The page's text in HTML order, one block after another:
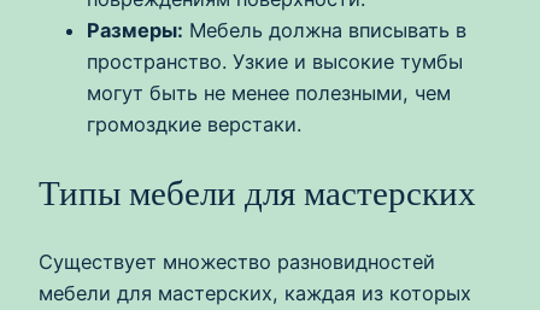
Размеры: Мебель должна вписывать в
пространство. Узкие и высокие тумбы
могут быть не менее полезными, чем
громоздкие верстаки.
Типы мебели для мастерских
Существует множество разновидностей
мебели для мастерских, каждая из которых